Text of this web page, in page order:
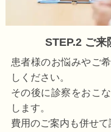
STEP.2 ご
患者様のお悩みやご
しください。
その後に診察をおこ
します。
費用のご案内も併せて